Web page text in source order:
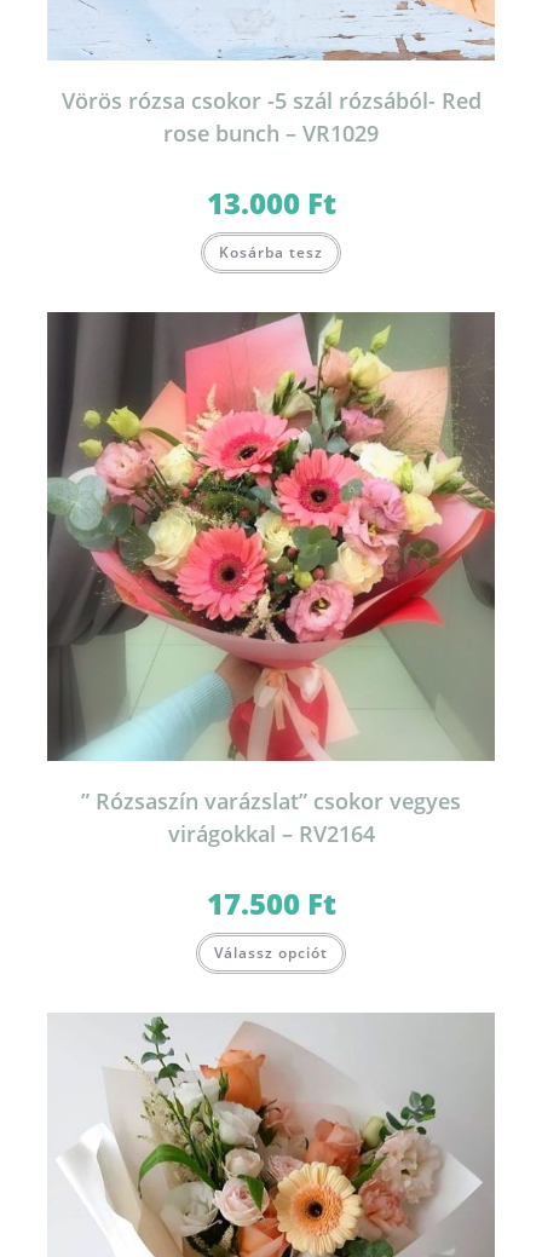
Vörös rózsa csokor -5 szál rózsából- Red
rose bunch – VR1029
13.000 Ft
Kosárba tesz
” Rózsaszín varázslat” csokor vegyes
virágokkal – RV2164
17.500 Ft
Válassz opciót